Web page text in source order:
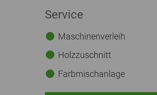
Service
Maschinenverleih
Holzzuschnitt
Farbmischanlage